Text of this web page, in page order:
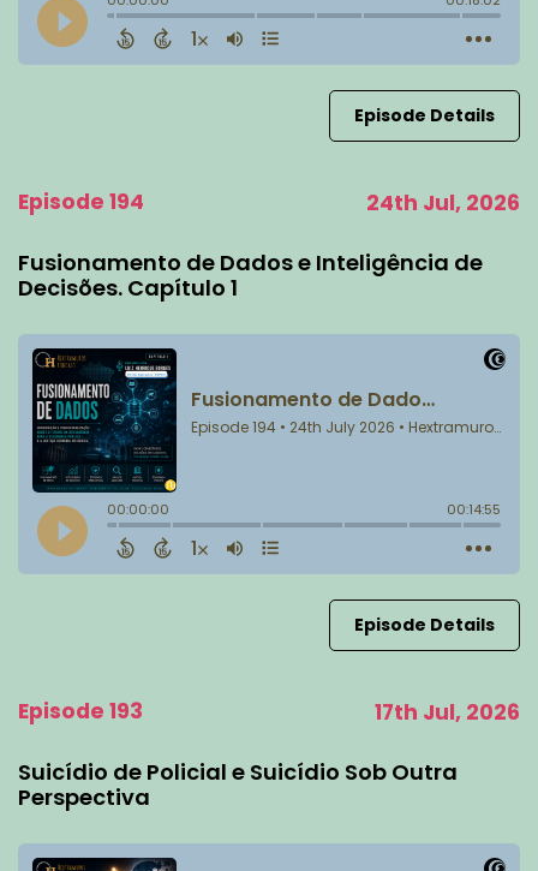
Episode Details
Episode 194 24th Jul, 2026
Fusionamento de Dados e Inteligência de
Decisões. Capítulo 1
Episode Details
Episode 193 17th Jul, 2026
Suicídio de Policial e Suicídio Sob Outra
Perspectiva